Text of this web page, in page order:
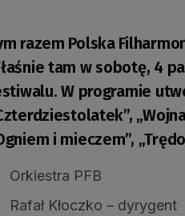
razem Polska
tam w sobotę, 4
W programie
i mieczem”,
Orkiestra PFB
Rafał Kłoczko – dyrygent